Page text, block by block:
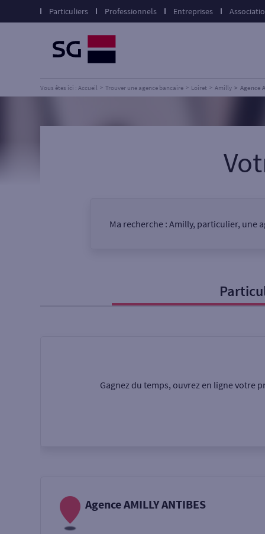
Particuliers Professionnels Entreprises
Vous êtes ici : Accueil Trouver une agence bancaire Loiret Amilly Agence
Ma recherche : Amilly, particulier, une
Gagnez du temps, ouvrez en ligne votre
Agence AMILLY ANTIBES